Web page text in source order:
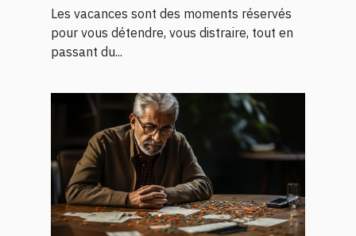
Les vacances sont des moments réservés
pour vous détendre, vous distraire, tout en
passant du...